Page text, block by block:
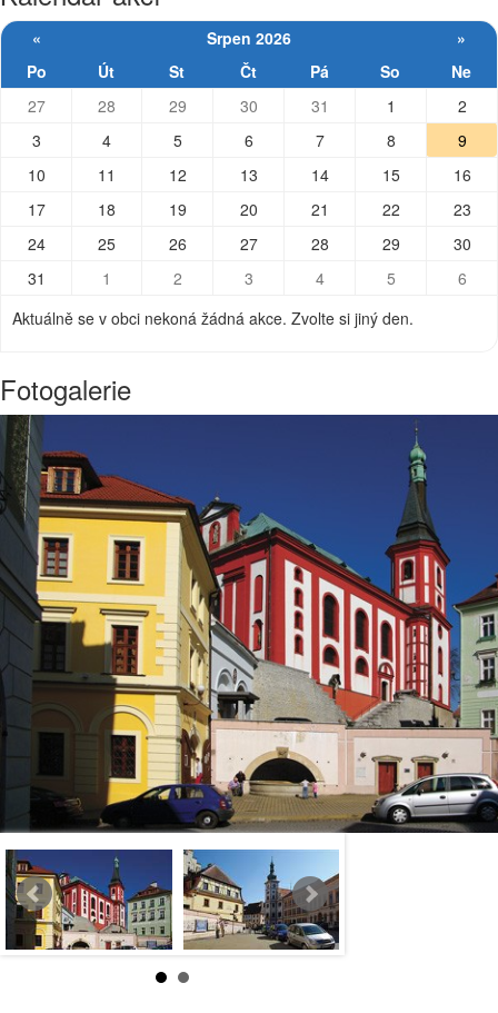
« Srpen 2026
»
Po
Út St Čt Pá So
Ne
27
28 29 30 31 1
2
3
4 5 6 7 8
9
10
11 12 13 14 15
16
17
18 19 20 21 22
23
24
25 26 27 28 29
30
31
1 2 3 4 5
6
Aktuálně se v obci nekoná žádná akce. Zvolte si jiný den.
Fotogalerie